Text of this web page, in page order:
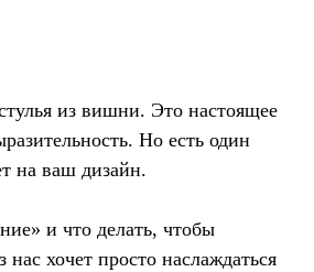
из вишни. Это настоящее
Но есть один
на ваш дизайн.
и что делать, чтобы
хочет просто наслаждаться